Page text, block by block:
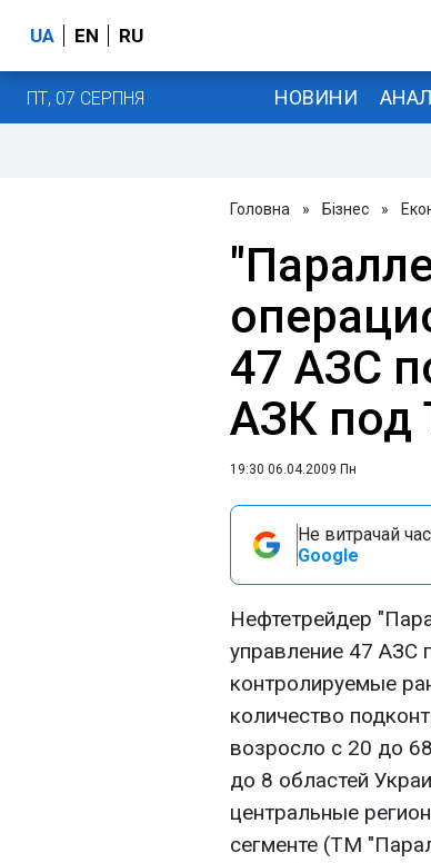
UA EN RU
ПТ, 07 СЕРПНЯ НОВИНИ
Головна » Бізнес »
47 АЗС
АЗК под
19:30 06.04.2009 Пн
Не витрачай
Google
Нефтетрейдер
управление 47 АЗС
контролируемые
количество
возросло с 20 до
до 8 областей
центральные
сегменте (ТМ